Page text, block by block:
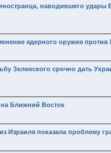
наводившего
ядерного оружия против
Зеленского срочно дать
на Ближний Восток
Израиля показала проблему